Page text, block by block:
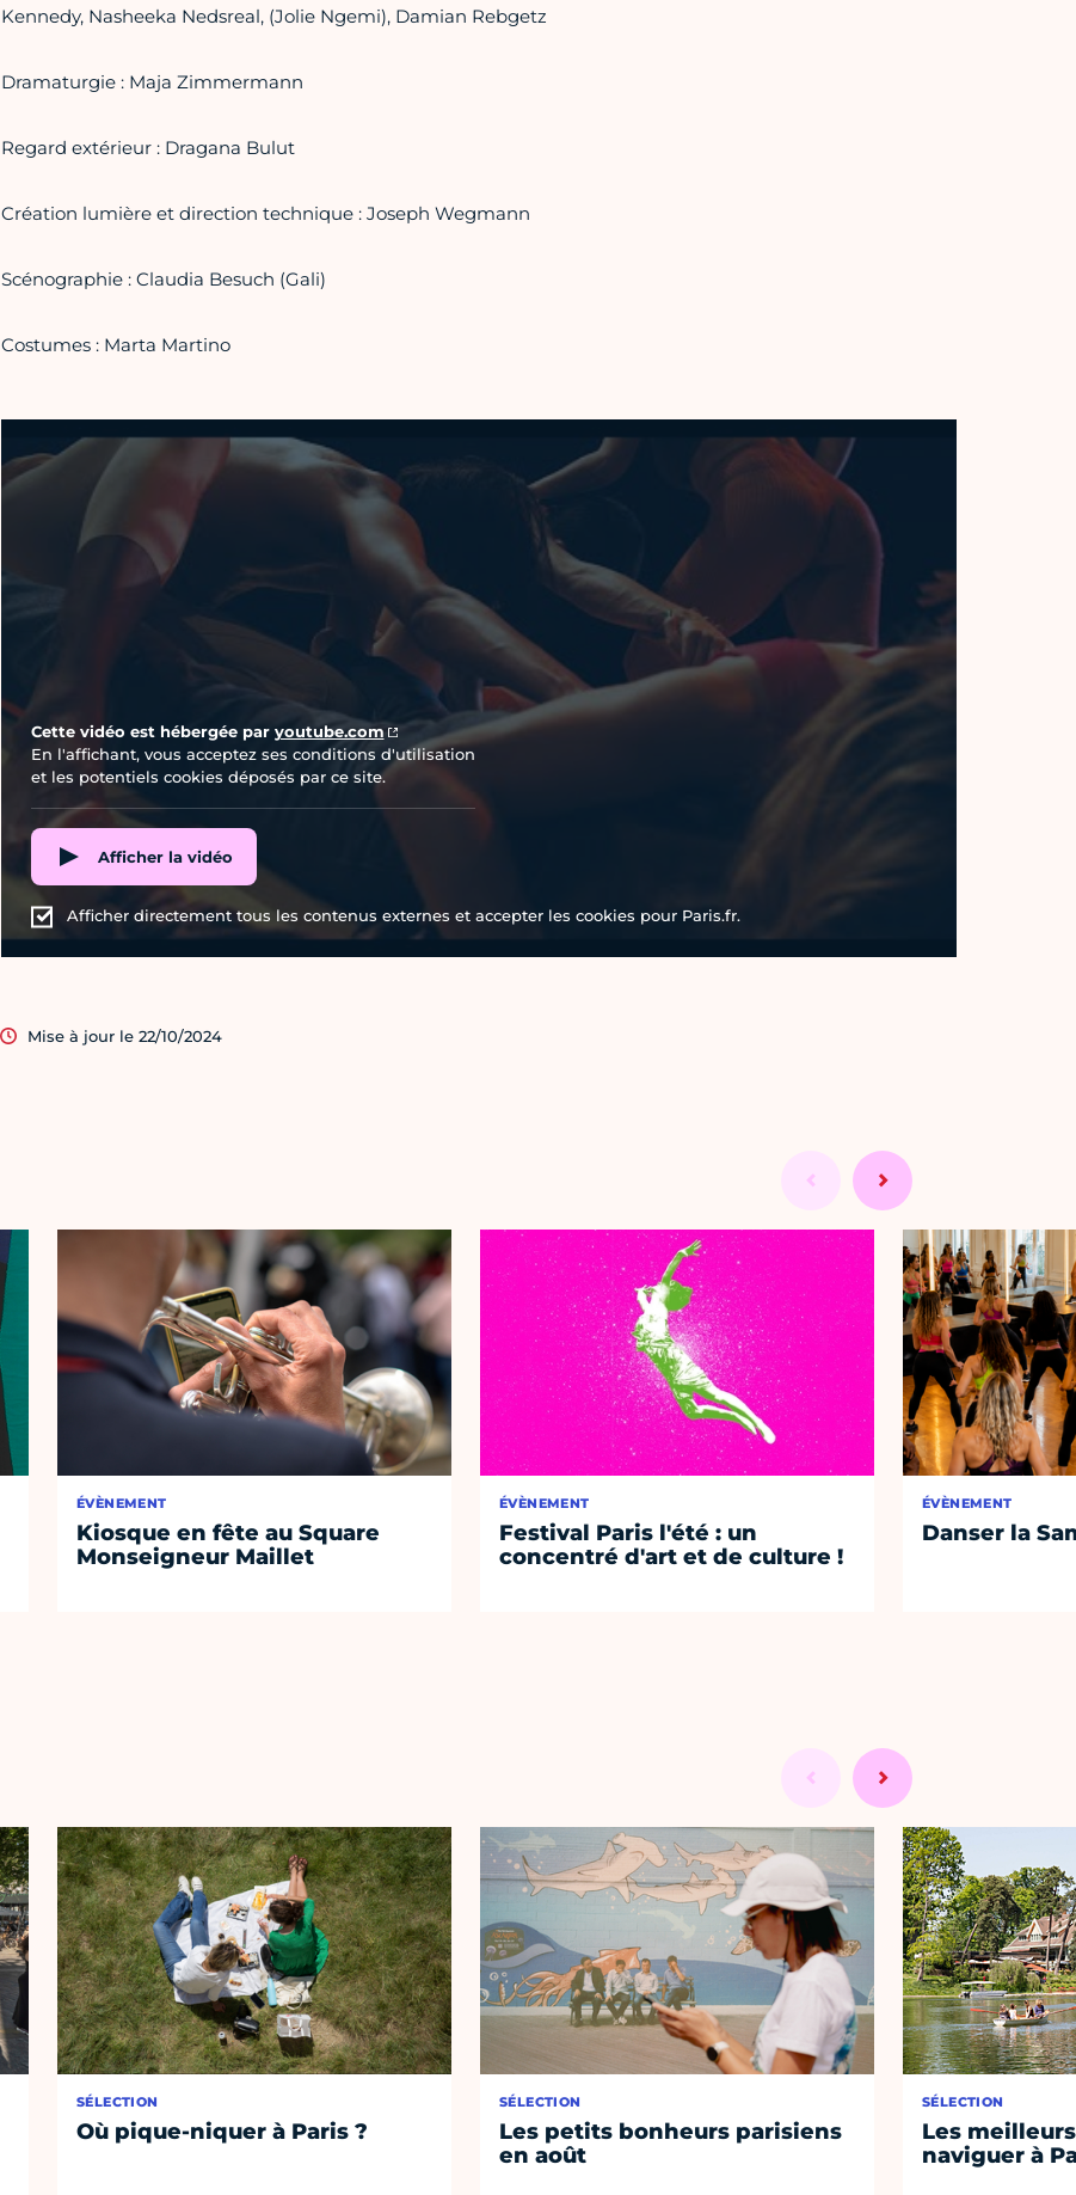
Kennedy, Nasheeka Nedsreal, (Jolie Ngemi), Damian Rebgetz
Dramaturgie : Maja Zimmermann
Regard extérieur : Dragana Bulut
Création lumière et direction technique : Joseph Wegmann
Scénographie : Claudia Besuch (Gali)
Costumes : Marta Martino
Cette vidéo est hébergée par youtube.com
En l'affichant, vous acceptez ses conditions d'utilisation
et les potentiels cookies déposés par ce site.
Afficher la vidéo
Afficher directement tous les contenus externes et accepter les cookies pour Paris.fr.
Mise à jour le 22/10/2024
ÉVÈNEMENT
Kiosque en fête au Square
Monseigneur Maillet
ÉVÈNEMENT
Festival Paris l'été : un
concentré d'art et de culture !
ÉVÈNEMENT
Danser la
SÉLECTION
Où pique-niquer à Paris ?
SÉLECTION
Les petits bonheurs parisiens
en août
SÉLECTION
Les
naviguer à